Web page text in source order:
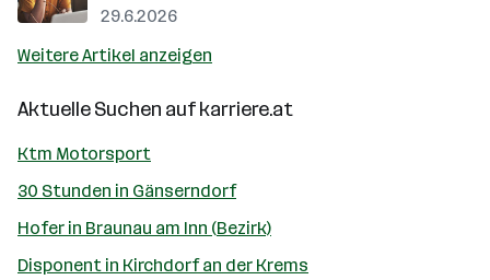
29.6.2026
Weitere Artikel anzeigen
Aktuelle Suchen aufkarriere.at
Ktm Motorsport
30 Stunden in Gänserndorf
Hofer in Braunau am Inn (Bezirk)
Disponent in Kirchdorf an der Krems